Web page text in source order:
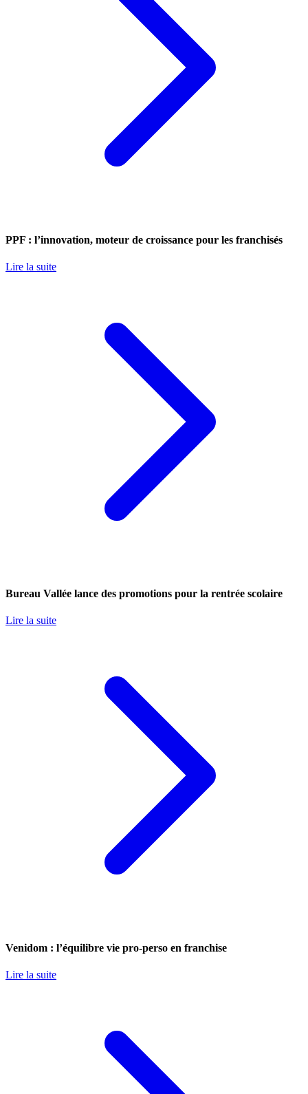
PPF : l’innovation, moteur de croissance pour les franchisés
Lire la suite
Bureau Vallée lance des promotions pour la rentrée scolaire
Lire la suite
Venidom : l’équilibre vie pro-perso en franchise
Lire la suite